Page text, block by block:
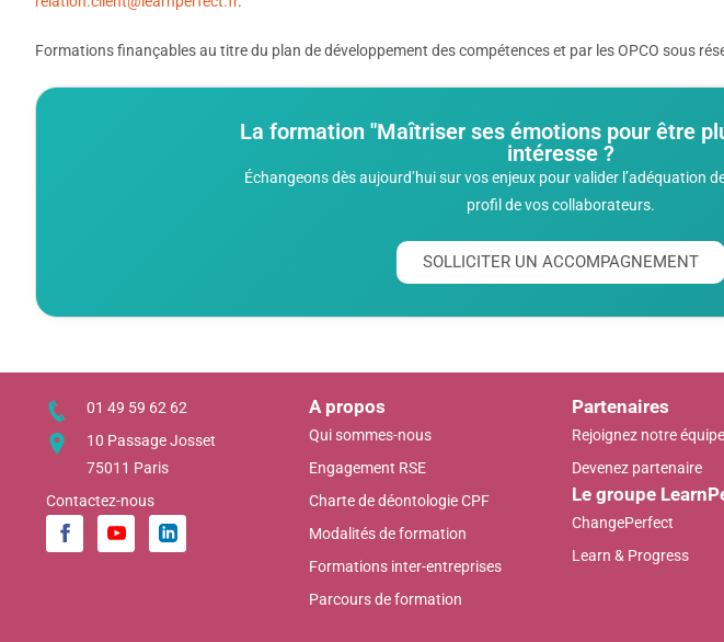
Formations finançables au titre du plan de développement des compétences et par les OPCO sous
La formation "Maîtriser ses émotions pour être
intéresse ?
Échangeons dès aujourd’hui sur vos enjeux pour valider l’adéquation
profil de vos collaborateurs.
SOLLICITER UN ACCOMPAGNEMENT
01 49 59 62 62
10 Passage Josset
75011 Paris
Contactez-nous
A propos
Qui sommes-nous
Engagement RSE
Charte de déontologie CPF
Modalités de formation
Formations inter-entreprises
Parcours de formation
Partenaires
Rejoignez notre
Devenez partenaire
Le groupe
ChangePerfect
Learn & Progress